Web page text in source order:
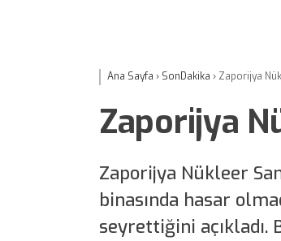
Ana Sayfa › SonDakika › Zaporijya
Zaporijya
Zaporijya Nükleer
binasında hasar
seyrettiğini